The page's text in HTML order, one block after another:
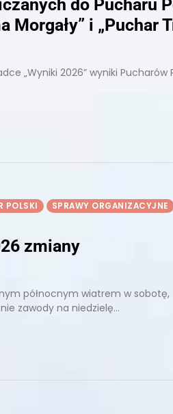
do Pucharu
Morgały” i „Puchar
„Wyniki 2026” wyniki Pucharów
POLSKI
SPRAWY ORGANIZACYJNE
zmiany
północnym wiatrem w sobotę,
zawody na niedzielę…